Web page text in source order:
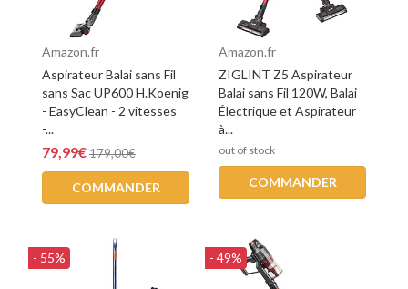
Amazon.fr
Aspirateur Balai sans Fil
sans Sac UP600 H.Koenig
- EasyClean - 2 vitesses
-...
79,99€179,00€
COMMANDER
Amazon.fr
ZIGLINT Z5 Aspirateur
Balai sans Fil 120W, Balai
Électrique et Aspirateur
à...
out of stock
COMMANDER
- 55% - 49%